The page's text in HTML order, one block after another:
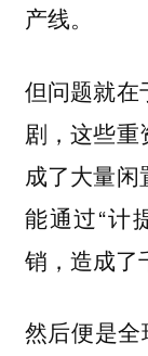
产线。
但问题就在
剧，这些
成了大量闲
能通过“计
销，造成了
然后便是全